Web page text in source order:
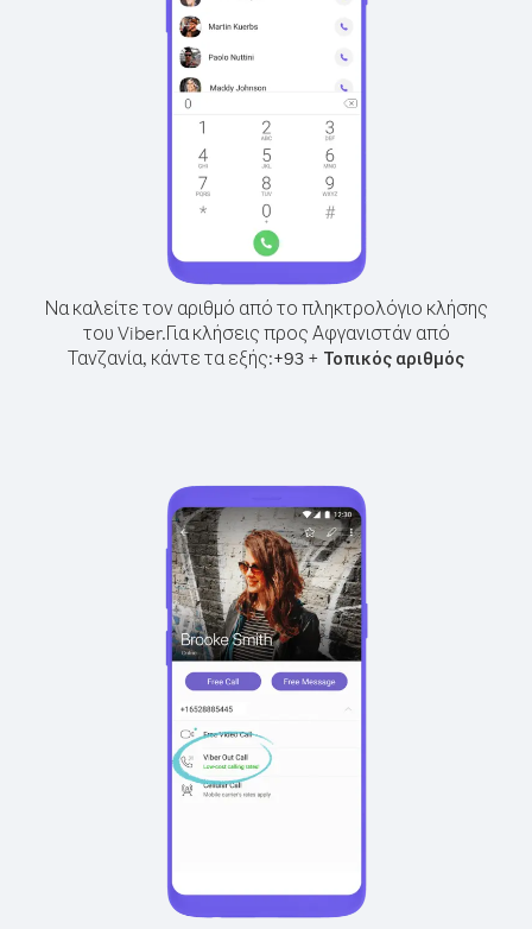
Να καλείτε τον αριθμό από το πληκτρολόγιο κλήσης
του Viber.Για κλήσεις προς Αφγανιστάν από
Τανζανία, κάντε τα εξής:+93 + Τοπικός αριθμός